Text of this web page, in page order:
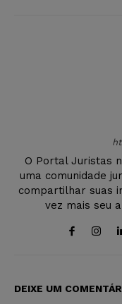
O Portal Juristas
uma comunidade
compartilhar suas
vez mais seu
DEIXE UM